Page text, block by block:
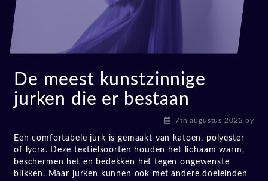
De meest kunstzinnige
jurken die er bestaan
7th augustus 2022 by
Een comfortabele jurk is gemaakt van katoen, polyester
of lycra. Deze textielsoorten houden het lichaam warm,
beschermen het en bedekken het tegen ongewenste
blikken. Maar jurken kunnen ook met andere doeleinden